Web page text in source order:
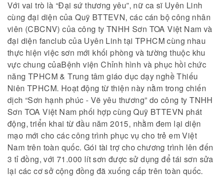
Với vai trò là “Đại sứ thương yêu”, nữ ca sĩ Uyên Linh
cùng đại diện của Quỹ BTTEVN, các cán bộ công nhân
viên (CBCNV) của công ty TNHH Sơn TOA Việt Nam và
đại diện fanclub của Uyên Linh tại TPHCM cùng nhau
thực hiện việc sơn mới khối phòng và tường thuộc khu
vực chung củaBệnh viện Chỉnh hình và phục hồi chức
năng TPHCM & Trung tâm giáo dục dạy nghề Thiếu
Niên TPHCM. Hoạt động từ thiện này nằm trong chiến
dịch “Sơn hạnh phúc - Vẽ yêu thương” do công ty TNHH
Sơn TOA Việt Nam phối hợp cùng Quỹ BTTEVN phát
động, triển khai từ đầu năm 2015, nhằm đem lại diện
mạo mới cho các công trình phục vụ cho trẻ em Việt
Nam trên toàn quốc. Gói tài trợ cho chương trình lên đến
3 tỉ đồng, với 71.000 lít sơn được sử dụng để tái sơn sửa
lại các cơ sở cộng đồng đã xuống cấp trên toàn quốc.